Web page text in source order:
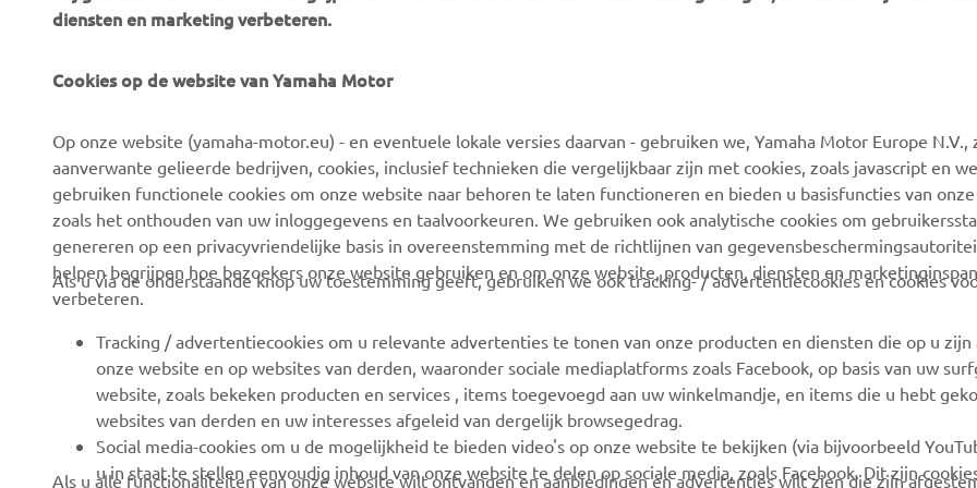
CORPORATE
Over ons
Evenementen
Press
Careers
Dealer worden
Mensenrechtenbeleid
Basisbeleid duurzaamheid
Klokkenluiderskanaal
VOOR BEDRIJVEN
eBike systemen
Autoriteiten
Golfbanen
Eerste hulpverleners
Robotics
Partnerschappen
Technische informatie
voor onafhankelijke
dealers
MyYamaha
Yamaha Music
Yamaha Racing
Yamaha Motor Global
Webshop-ondersteuning
Onderdelencatalogus
Boek een
onderhoudsbeurt
Zoek een Yamaha-dealer
Afvalbatterijen
diensten en marketing verbeteren.
Cookies op de website van Yamaha Motor
Op onze website (yamaha-motor.eu) - en eventuele lokale versies daarvan - gebruiken we, Yamaha Motor Europe N.V.,
aanverwante gelieerde bedrijven, cookies, inclusief technieken die vergelijkbaar zijn met cookies, zoals javascript en
gebruiken functionele cookies om onze website naar behoren te laten functioneren en bieden u basisfuncties van
zoals het onthouden van uw inloggegevens en taalvoorkeuren. We gebruiken ook analytische cookies om
genereren op een privacyvriendelijke basis in overeenstemming met de richtlijnen van
helpen begrijpen hoe bezoekers onze website gebruiken en om onze website, producten, diensten en
verbeteren.
Als u via de onderstaande knop uw toestemming geeft, gebruiken we ook tracking- / advertentiecookies en cookies
Tracking / advertentiecookies om u relevante advertenties te tonen van onze producten en diensten die op u
onze website en op websites van derden, waaronder sociale mediaplatforms zoals Facebook, op basis van uw
website, zoals bekeken producten en services , items toegevoegd aan uw winkelmandje, en items die u hebt
websites van derden en uw interesses afgeleid van dergelijk browsegedrag.
Social media-cookies om u de mogelijkheid te bieden video's op onze website te bekijken (via bijvoorbeeld
u in staat te stellen eenvoudig inhoud van onze website te delen op sociale media, zoals Facebook. Dit zijn
Als u alle functionaliteiten van onze website wilt ontvangen en aanbiedingen en advertenties wilt zien die zijn